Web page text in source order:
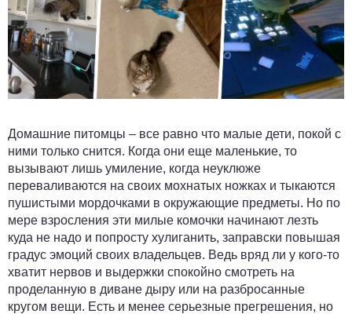
Домашние питомцы – все равно что малые дети, покой с
ними только снится. Когда они еще маленькие, то
вызывают лишь умиление, когда неуклюже
переваливаются на своих мохнатых ножках и тыкаются
пушистыми мордочками в окружающие предметы. Но по
мере взросления эти милые комочки начинают лезть
куда не надо и попросту хулиганить, заправски повышая
градус эмоций своих владельцев. Ведь вряд ли у кого-то
хватит нервов и выдержки спокойно смотреть на
проделанную в диване дыру или на разбросанные
кругом вещи. Есть и менее серьезные прегрешения, но